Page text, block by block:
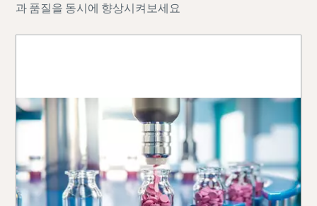
과 품질을 동시에 향상시켜보세요